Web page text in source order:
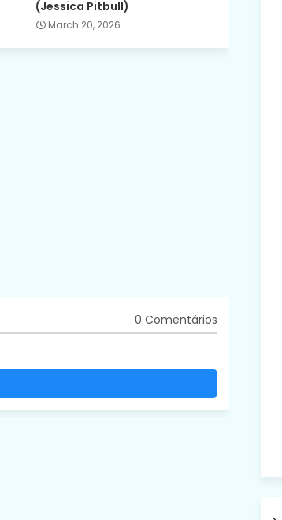
(Jessica Pitbull)
March 20, 2026
0 Comentários